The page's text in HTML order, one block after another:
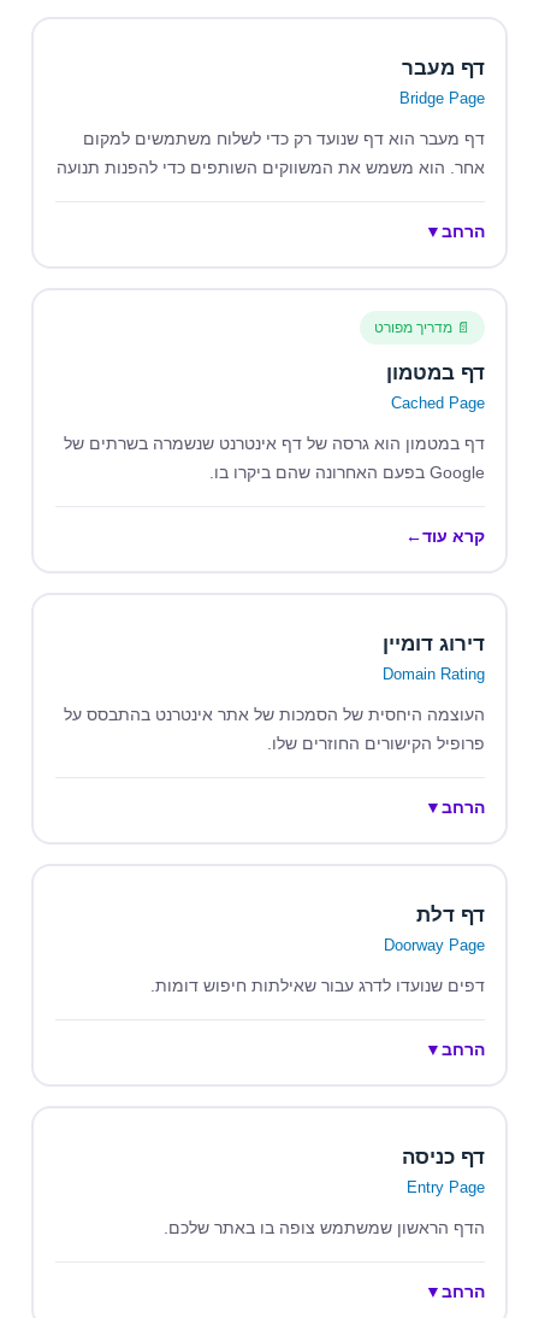
דף מעבר
Bridge Page
דף מעבר הוא דף שנועד רק כדי לשלוח משתמשים למקום
אחר. הוא משמש את המשווקים השותפים כדי להפנות תנועה
הרחב▼
📄 מדריך מפורט
דף במטמון
Cached Page
דף במטמון הוא גרסה של דף אינטרנט שנשמרה בשרתים של
Google בפעם האחרונה שהם ביקרו בו.
קרא עוד←
דירוג דומיין
Domain Rating
העוצמה היחסית של הסמכות של אתר אינטרנט בהתבסס על
פרופיל הקישורים החוזרים שלו.
הרחב▼
דף דלת
Doorway Page
דפים שנועדו לדרג עבור שאילתות חיפוש דומות.
הרחב▼
דף כניסה
Entry Page
הדף הראשון שמשתמש צופה בו באתר שלכם.
הרחב▼